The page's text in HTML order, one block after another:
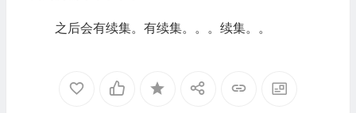
之后会有续集。有续集。。。续集。。